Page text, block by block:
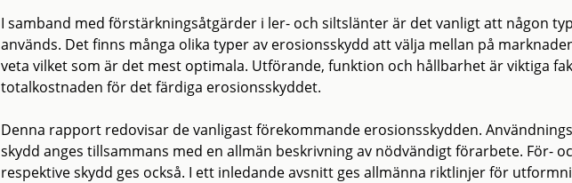
I samband med förstärkningsåtgärder i ler- och siltslänter är det vanligt att någon
används. Det finns många olika typer av erosionsskydd att välja mellan på
veta vilket som är det mest optimala. Utförande, funktion och hållbarhet är viktiga
totalkostnaden för det färdiga erosionsskyddet.
Denna rapport redovisar de vanligast förekommande erosionsskydden.
skydd anges tillsammans med en allmän beskrivning av nödvändigt förarbete. För-
respektive skydd ges också. I ett inledande avsnitt ges allmänna riktlinjer för